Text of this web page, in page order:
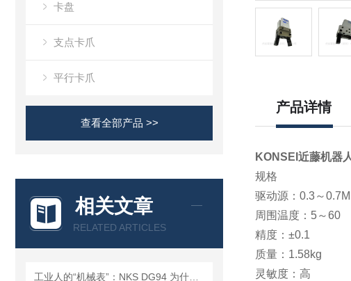
卡盘
支点卡爪
平行卡爪
查看全部产品 >>
相关文章
RELATED ARTICLES
产品详情
KONSEI近藤机器
规格
驱动源：0.3～
周围温度：5～60
精度：±0.1
质量：1.58kg
灵敏度：高